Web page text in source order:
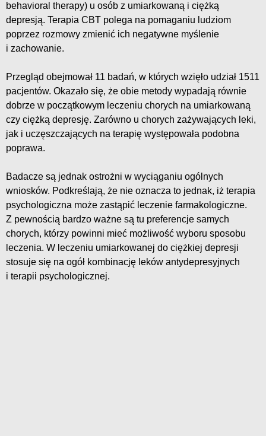
behavioral therapy) u osób z umiarkowaną i ciężką
depresją. Terapia CBT polega na pomaganiu ludziom
poprzez rozmowy zmienić ich negatywne myślenie
i zachowanie.
Przegląd obejmował 11 badań, w których wzięło udział 1511
pacjentów. Okazało się, że obie metody wypadają równie
dobrze w początkowym leczeniu chorych na umiarkowaną
czy ciężką depresję. Zarówno u chorych zażywających leki,
jak i uczęszczających na terapię występowała podobna
poprawa.
Badacze są jednak ostrożni w wyciąganiu ogólnych
wniosków. Podkreślają, że nie oznacza to jednak, iż terapia
psychologiczna może zastąpić leczenie farmakologiczne.
Z pewnością bardzo ważne są tu preferencje samych
chorych, którzy powinni mieć możliwość wyboru sposobu
leczenia. W leczeniu umiarkowanej do ciężkiej depresji
stosuje się na ogół kombinację leków antydepresyjnych
i terapii psychologicznej.